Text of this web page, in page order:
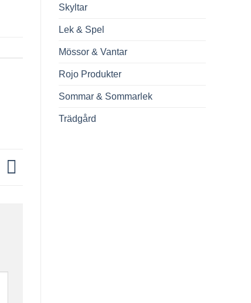
Skyltar
Lek & Spel
Mössor & Vantar
Rojo Produkter
Sommar & Sommarlek
Trädgård